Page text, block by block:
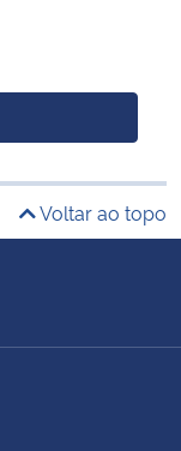
Voltar ao topo